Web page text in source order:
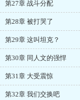
第27章 战斗分配
第28章 被打哭了
第29章 这叫坦克？
第30章 同人文的强悍
第31章 大受震惊
第32章 我们交换吧